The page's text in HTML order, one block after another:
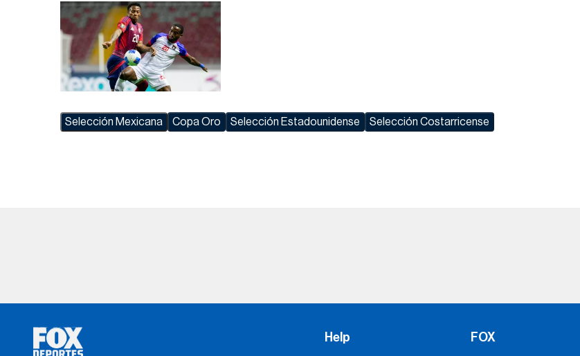
Selección Mexicana Copa Oro Selección Estadounidense Selección Costarricense
Help FOX